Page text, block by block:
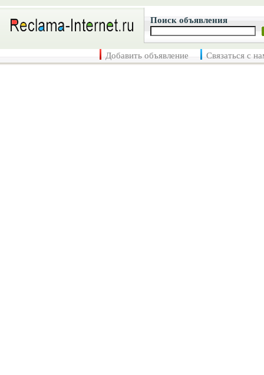
Поиск объявления
Добавить объявление Связаться с